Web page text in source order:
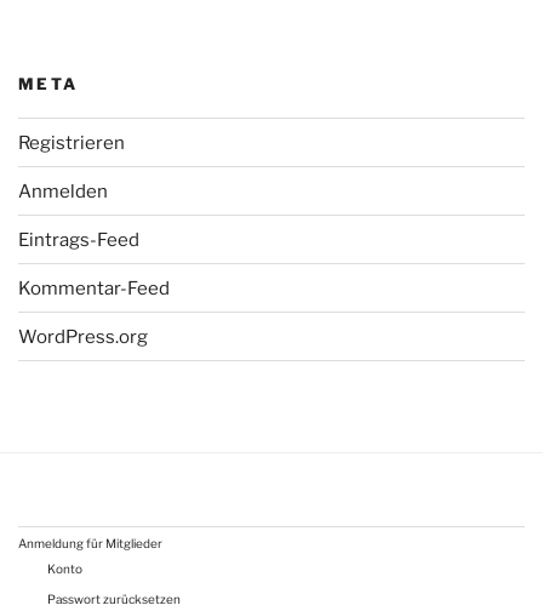
META
Registrieren
Anmelden
Eintrags-Feed
Kommentar-Feed
WordPress.org
Anmeldung für Mitglieder
Konto
Passwort zurücksetzen